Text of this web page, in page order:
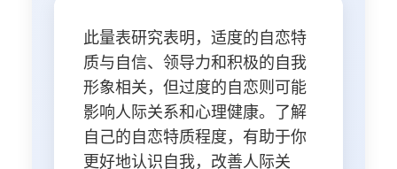
此量表研究表明，适度的自恋特
质与自信、领导力和积极的自我
形象相关，但过度的自恋则可能
影响人际关系和心理健康。了解
自己的自恋特质程度，有助于你
更好地认识自我，改善人际关